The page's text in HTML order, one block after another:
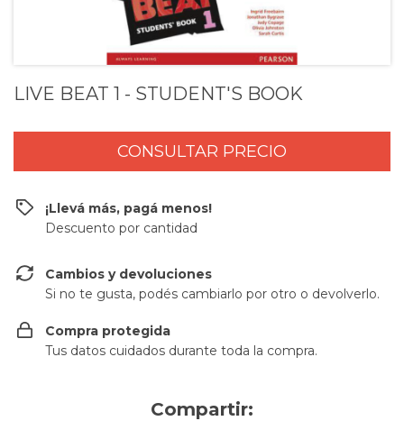
LIVE BEAT 1 - STUDENT'S BOOK
¡Llevá más, pagá menos!
Descuento por cantidad
Cambios y devoluciones
Si no te gusta, podés cambiarlo por otro o devolverlo.
Compra protegida
Tus datos cuidados durante toda la compra.
Compartir: